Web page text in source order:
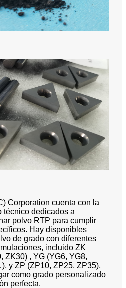
Corporation cuenta con la
técnico dedicados a
polvo RTP para cumplir
Hay disponibles
de grado con diferentes
incluido ZK
ZK30) , YG (YG6, YG8,
y ZP (ZP10, ZP25, ZP35),
como grado personalizado
perfecta.